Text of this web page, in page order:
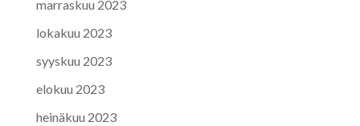
marraskuu 2023
lokakuu 2023
syyskuu 2023
elokuu 2023
heinäkuu 2023